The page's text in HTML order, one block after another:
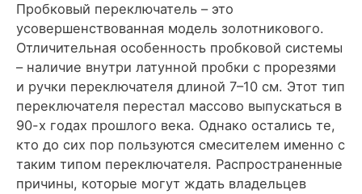
Пробковый переключатель – это
усовершенствованная модель золотникового.
Отличительная особенность пробковой системы
– наличие внутри латунной пробки с прорезями
и ручки переключателя длиной 7–10 см. Этот тип
переключателя перестал массово выпускаться в
90-х годах прошлого века. Однако остались те,
кто до сих пор пользуются смесителем именно с
таким типом переключателя. Распространенные
причины, которые могут ждать владельцев